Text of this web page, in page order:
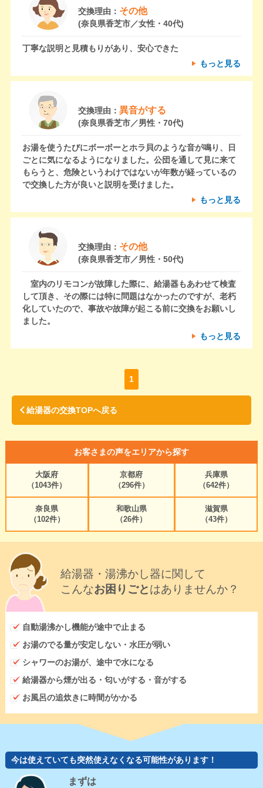
交換理由： その他
(奈良県香芝市／女性・40代)
丁寧な説明と見積もりがあり、安心できた
もっと見る
交換理由： 異音がする
(奈良県香芝市／男性・70代)
お湯を使うたびにボーボーとホラ貝のような音が鳴り、日
ごとに気になるようになりました。公団を通して見に来て
もらうと、危険というわけではないが年数が経っているの
で交換した方が良いと説明を受けました。
もっと見る
交換理由： その他
(奈良県香芝市／男性・50代)
室内のリモコンが故障した際に、給湯器もあわせて検査
して頂き、その際には特に問題はなかったのですが、老朽
化していたので、事故や故障が起こる前に交換をお願いし
ました。
もっと見る
1
給湯器の交換TOPへ戻る
お客さまの声をエリアから探す
大阪府
（1043件）
京都府
（296件）
兵庫県
（642件）
奈良県
（102件）
和歌山県
（26件）
滋賀県
（43件）
給湯器・湯沸かし器に関して
こんなお困りごとはありませんか？
自動湯沸かし機能が途中で止まる
お湯のでる量が安定しない・水圧が弱い
シャワーのお湯が、途中で水になる
給湯器から煙が出る・匂いがする・音がする
お風呂の追炊きに時間がかかる
今は使えていても突然使えなくなる可能性があります！
まずは